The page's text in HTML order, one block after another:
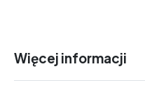
Więcej informacji